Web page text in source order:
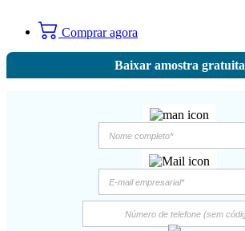
Comprar agora
Baixar amostra gratuita